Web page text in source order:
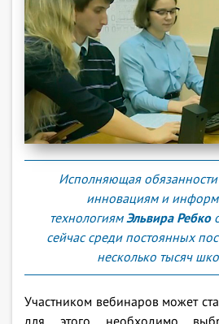
Исполняющая
инновациям и
технологиямЭльвира Ребко
сейчас среди постоянных
несколько тысяч
Участником вебинаров может